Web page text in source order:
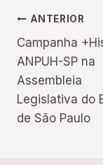
de
Post
ANTERIOR
Campanha
ANPUH-SP na
Assembleia
Legislativa do
de São Paulo